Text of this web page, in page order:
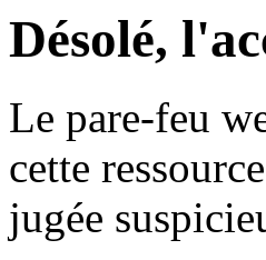
Désolé,
Le pare-feu
cette
jugée